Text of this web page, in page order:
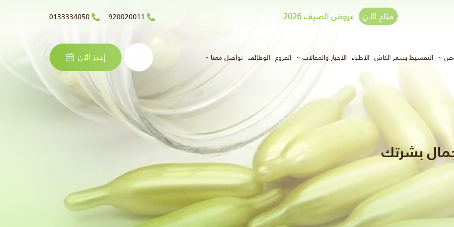
متاح الآن عروض الصيف 2026 920020011
0133334050
التقسيط بسعر الكاش الأطباء الأخبار والمقالات الفروع الوظائف تواصل معنا إحجز الآن